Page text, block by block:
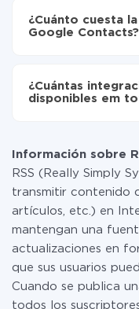
de RSS a Google
oscilar entre 5 y 30
configuración tarda
¿Cuánto cuesta
Google Contacts?
tarifas. Usted solo
realmente se
manera segura un
uno de pago, si es
tarifas.
¿Cuántas
disponibles em
Información sobre
RSS (Really Simply
transmitir contenido
artículos, etc.) en
mantengan una
actualizaciones en
que sus usuarios
Cuando se publica
todos los